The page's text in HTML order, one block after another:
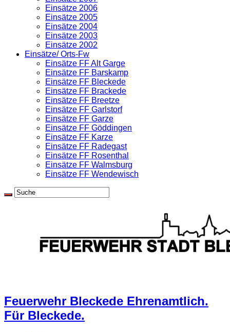
Einsätze 2006
Einsätze 2005
Einsätze 2004
Einsätze 2003
Einsätze 2002
Einsätze/ Orts-Fw
Einsätze FF Alt Garge
Einsätze FF Barskamp
Einsätze FF Bleckede
Einsätze FF Brackede
Einsätze FF Breetze
Einsätze FF Garlstorf
Einsätze FF Garze
Einsätze FF Göddingen
Einsätze FF Karze
Einsätze FF Radegast
Einsätze FF Rosenthal
Einsätze FF Walmsburg
Einsätze FF Wendewisch
Feuerwehr Bleckede Ehrenamtlich.
Für Bleckede.